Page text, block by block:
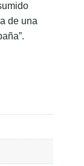
de una